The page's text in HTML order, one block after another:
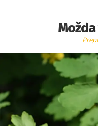
Možda